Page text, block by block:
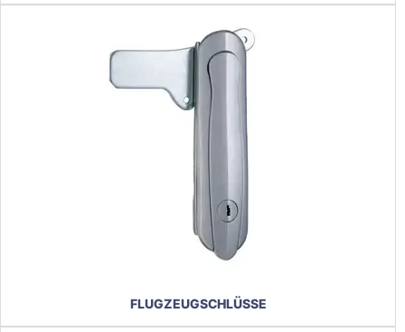
FLUGZEUGSCHLÜSSE